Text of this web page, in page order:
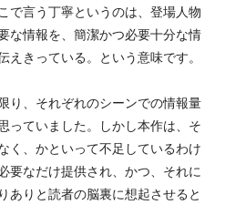
で言う丁寧というのは、登場人物
な情報を、簡潔かつ必要十分な情
きっている。という意味です。
り、それぞれのシーンでの情報量
っていました。しかし本作は、そ
く、かといって不足しているわけ
要なだけ提供され、かつ、それに
ありと読者の脳裏に想起させると